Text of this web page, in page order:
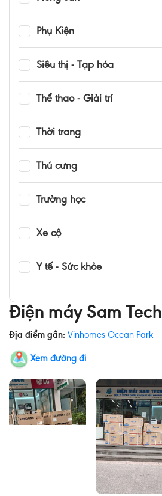
Phụ Kiện
Siêu thị - Tạp hóa
Thể thao - Giải trí
Thời trang
Thú cưng
Trường học
Xe cộ
Y tế - Sức khỏe
Điện máy Sam Tech
Địa điểm gần: Vinhomes Ocean Park
Xem đường đi